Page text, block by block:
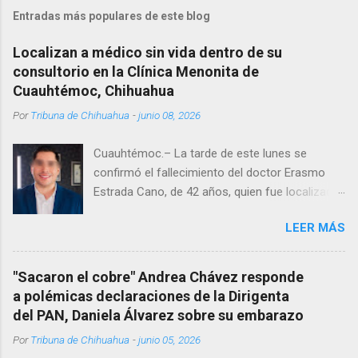
Entradas más populares de este blog
Localizan a médico sin vida dentro de su
consultorio en la Clínica Menonita de
Cuauhtémoc, Chihuahua
PorTribuna de Chihuahua -junio 08, 2026
Cuauhtémoc.– La tarde de este lunes se
confirmó el fallecimiento del doctor Erasmo
Estrada Cano, de 42 años, quien fue localizado
Menonita, ubicada en el kilómetro 10 del
Corredor Comercial. Según reportes el médico
se habría quitado la vida mientras permanecía
encerrado en el consultorio, por lo que
autoridades tuvieron que derribar la puerta,
Estrada, quien se desempeñó como presidente
LEER MÁS
"Sacaron el cobre" Andrea Chávez responde
a polémicas declaraciones de la Dirigenta
del PAN, Daniela Álvarez sobre su embarazo
PorTribuna de Chihuahua -junio 05, 2026